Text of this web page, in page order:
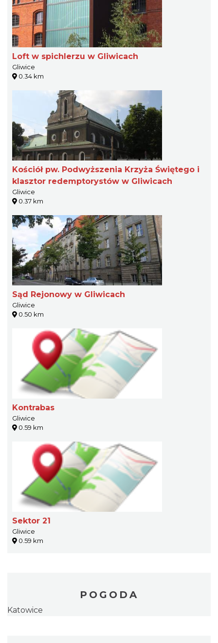
Loft w spichlerzu w Gliwicach
Gliwice
0.34 km
Kościół pw. Podwyższenia Krzyża Świętego i
klasztor redemptorystów w Gliwicach
Gliwice
0.37 km
Sąd Rejonowy w Gliwicach
Gliwice
0.50 km
Kontrabas
Gliwice
0.59 km
Sektor 21
Gliwice
0.59 km
POGODA
Katowice